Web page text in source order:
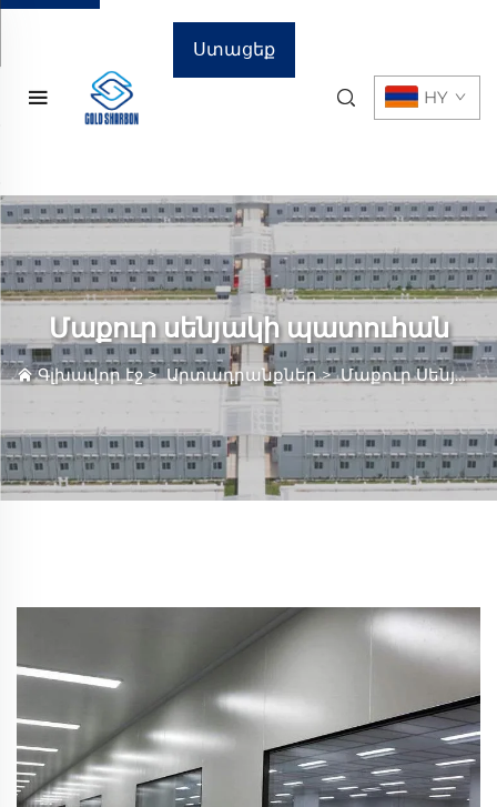
Ստացեք
HY
Մաքուր սենյակի պատուհան
Գլխավոր էջ>Արտադրանքներ>Մաքուր Սենյակ